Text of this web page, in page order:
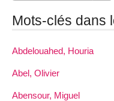
Mots-clés dans
Abdelouahed, Houria
Abel, Olivier
Abensour, Miguel